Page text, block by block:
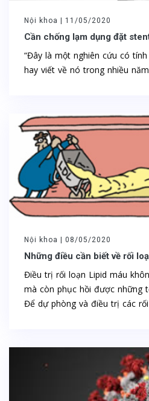
Nội khoa | 11/05/2020
Cần chống lạm dụng đặt
“Đây là một nghiên cứu có
hay viết về nó trong nhiều
Nội khoa | 08/05/2020
Những điều cần biết về rối
Điều trị rối loạn Lipid máu
mà còn phục hồi được những
Để dự phòng và điều trị các